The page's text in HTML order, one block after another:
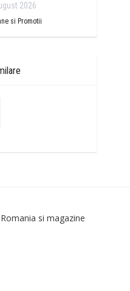
2026
si Promotii
si magazine